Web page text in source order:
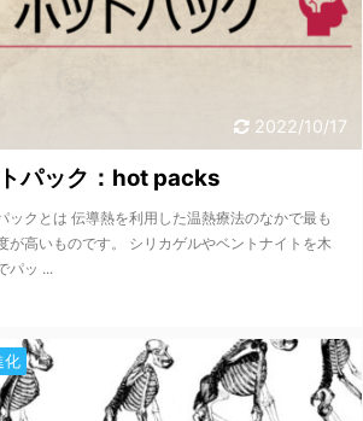
2022/10/17
パック：hot packs
ックとは 伝導熱を利用した温熱療法のなかで最も
が高いものです。 シリカゲルやベントナイトを木
パッ ...
化